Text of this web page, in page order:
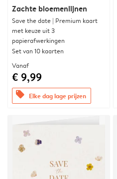
Zachte bloemenlijnen
Save the date | Premium kaart
met keuze uit 3
papierafwerkingen
Set van 10 kaarten
Vanaf
€ 9,99
offers Elke dag lage prijzen